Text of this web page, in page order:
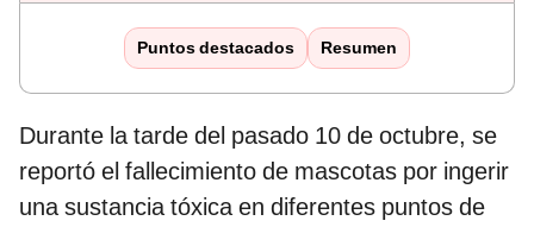
Puntos destacados Resumen
Durante la tarde del pasado 10 de octubre, se
reportó el fallecimiento de mascotas por ingerir
una sustancia tóxica en diferentes puntos de